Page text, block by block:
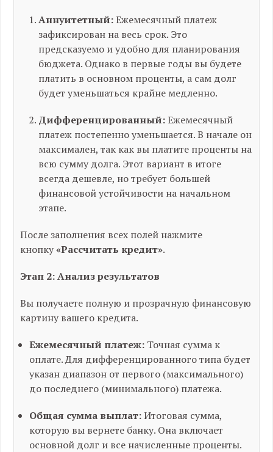
Аннуитетный:Ежемесячный платеж
зафиксирован на весь срок. Это
предсказуемо и удобно для планирования
бюджета. Однако в первые годы вы будете
платить в основном проценты, а сам долг
будет уменьшаться крайне медленно.
Дифференцированный:Ежемесячный
платеж постепенно уменьшается. В начале он
максимален, так как вы платите проценты на
всю сумму долга. Этот вариант в итоге
всегда дешевле, но требует большей
финансовой устойчивости на начальном
этапе.
После заполнения всех полей нажмите
кнопку«Рассчитать кредит».
Этап 2: Анализ результатов
Вы получаете полную и прозрачную финансовую
картину вашего кредита.
Ежемесячный платеж: Точная сумма к
оплате. Для дифференцированного типа будет
указан диапазон от первого (максимального)
до последнего (минимального) платежа.
Общая сумма выплат:Итоговая сумма,
которую вы вернете банку. Она включает
основной долг и все начисленные проценты.